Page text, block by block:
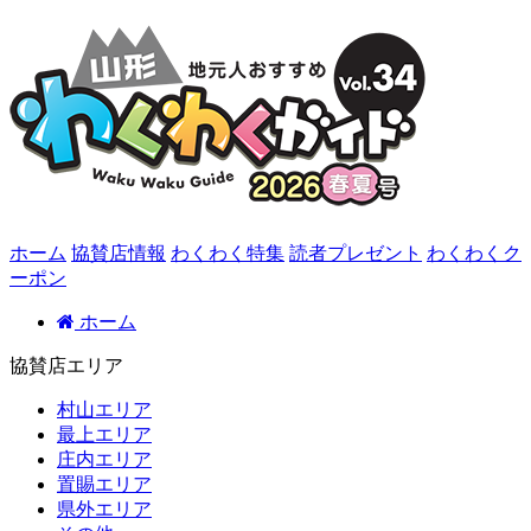
ホーム 協賛店情報 わくわく特集 読者プレゼント わくわくク
ーポン
ホーム
協賛店エリア
村山エリア
最上エリア
庄内エリア
置賜エリア
県外エリア